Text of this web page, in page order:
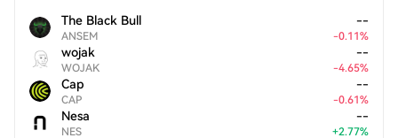
The Black Bull
ANSEM
--
-0.11%
wojak
WOJAK
--
-4.65%
Cap
CAP
--
-0.61%
Nesa
NES
--
+2.77%